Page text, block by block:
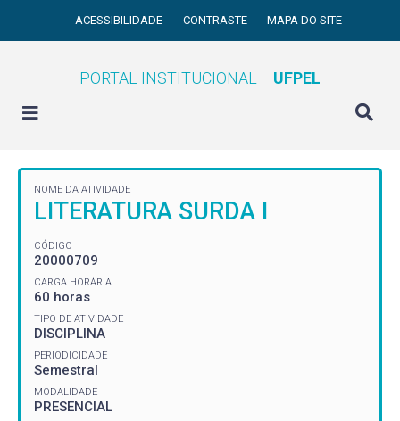
ACESSIBILIDADE CONTRASTE MAPA DO SITE
PORTAL INSTITUCIONAL UFPEL
NOME DA ATIVIDADE
LITERATURA SURDA I
CÓDIGO
20000709
CARGA HORÁRIA
60 horas
TIPO DE ATIVIDADE
DISCIPLINA
PERIODICIDADE
Semestral
MODALIDADE
PRESENCIAL